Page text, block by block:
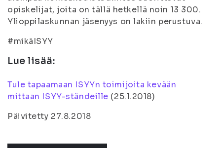
opiskelijat, joita on tällä hetkellä noin 13 300.
Ylioppilaskunnan jäsenyys on lakiin perustuva.
#mikäISYY
Lue lisää:
Tule tapaamaan ISYYn toimijoita kevään
mittaan ISYY-ständeille (25.1.2018)
Päivitetty 27.8.2018